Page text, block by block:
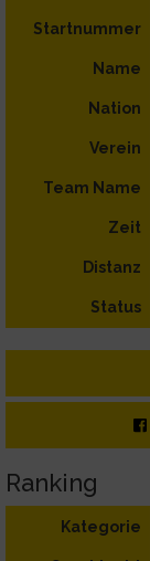
Startnummer
Name
Nation
Verein
Team Name
Zeit
Distanz
Status
Ranking
Kategorie